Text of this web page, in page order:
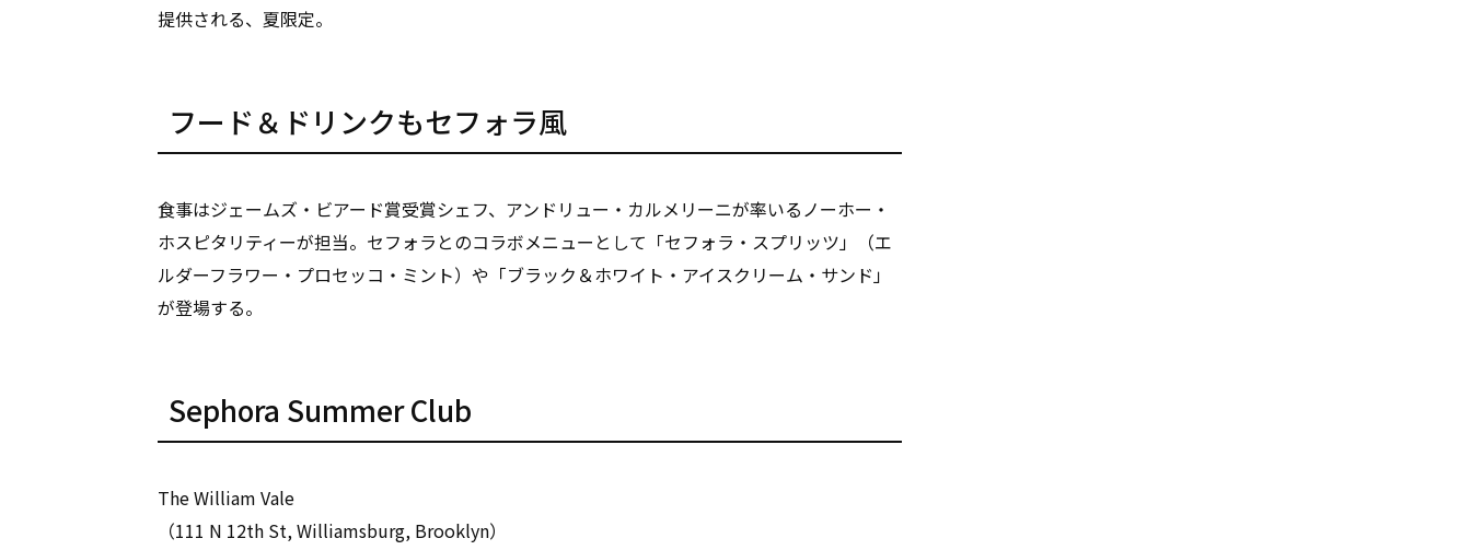
提供される、夏限定。
フード＆ドリンクもセフォラ風
食事はジェームズ・ビアード賞受賞シェフ、アンドリュー・カルメリーニが率いるノーホー・
ホスピタリティーが担当。セフォラとのコラボメニューとして「セフォラ・スプリッツ」（エ
ルダーフラワー・プロセッコ・ミント）や「ブラック＆ホワイト・アイスクリーム・サンド」
が登場する。
Sephora Summer Club
The William Vale
（111 N 12th St, Williamsburg, Brooklyn）